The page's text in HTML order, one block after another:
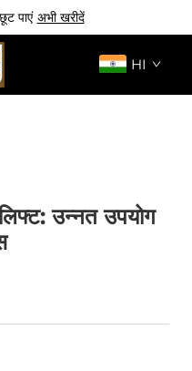
पाएं अभी खरीदें
HI
उन्नत उपयोग